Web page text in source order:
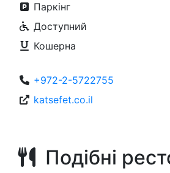
Паркінг
Доступний
Кошерна
+972-2-5722755
katsefet.co.il
Подібні